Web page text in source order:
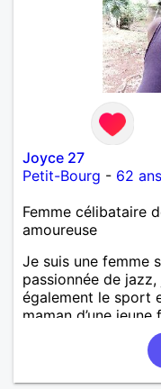
Joyce 27
Petit-Bourg - 62 ans
Femme célibataire
amoureuse
Je suis une femme
passionnée de
également le sport
maman d’une